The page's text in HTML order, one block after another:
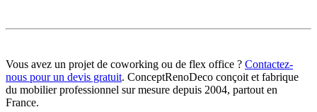
Vous avez un projet de coworking ou de flex office ? Contactez-
nous pour un devis gratuit. ConceptRenoDeco conçoit et fabrique
du mobilier professionnel sur mesure depuis 2004, partout en
France.